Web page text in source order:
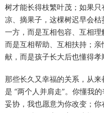
树才能长得枝繁叶茂；如果
凉、摘果子，这棵树迟早会
一方，而是互相包容、互相理
而是互相帮助、互相扶持；
献，而是孩子长大后也懂得孝
那些长久又幸福的关系，从
是 “两个人并肩走”。你懂我
妥协，我也愿意为你改变；